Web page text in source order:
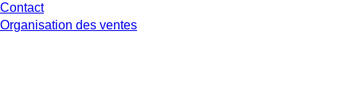
Contact
Organisation des ventes